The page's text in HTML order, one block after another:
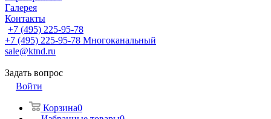
Галерея
Контакты
+7 (495) 225-95-78
+7 (495) 225-95-78 Многоканальный
sale@ktnd.ru
Задать вопрос
Войти
Корзина0